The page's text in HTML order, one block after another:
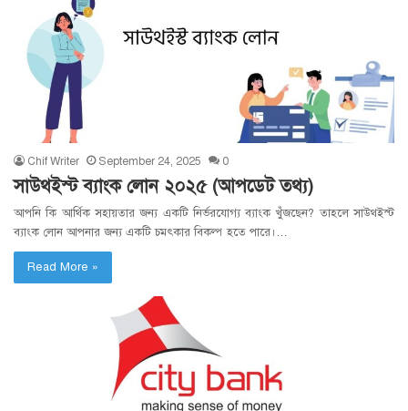
Chif Writer September 24, 2025 0
সাউথইস্ট ব্যাংক লোন ২০২৫ (আপডেট তথ্য)
আপনি কি আর্থিক সহায়তার জন্য একটি নির্ভরযোগ্য ব্যাংক খুঁজছেন? তাহলে সাউথইস্ট
ব্যাংক লোন আপনার জন্য একটি চমৎকার বিকল্প হতে পারে।…
Read More »